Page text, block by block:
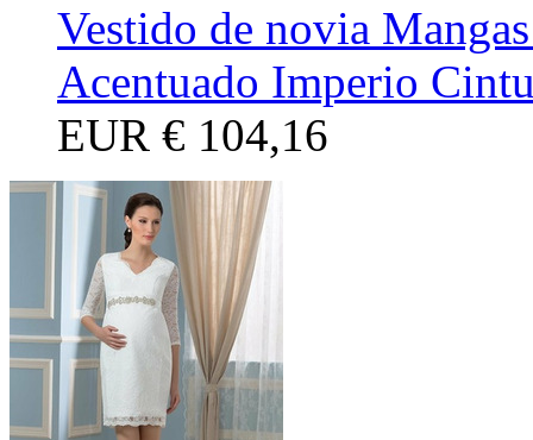
Vestido de novia
Acentuado Imperio
EUR € 104,16